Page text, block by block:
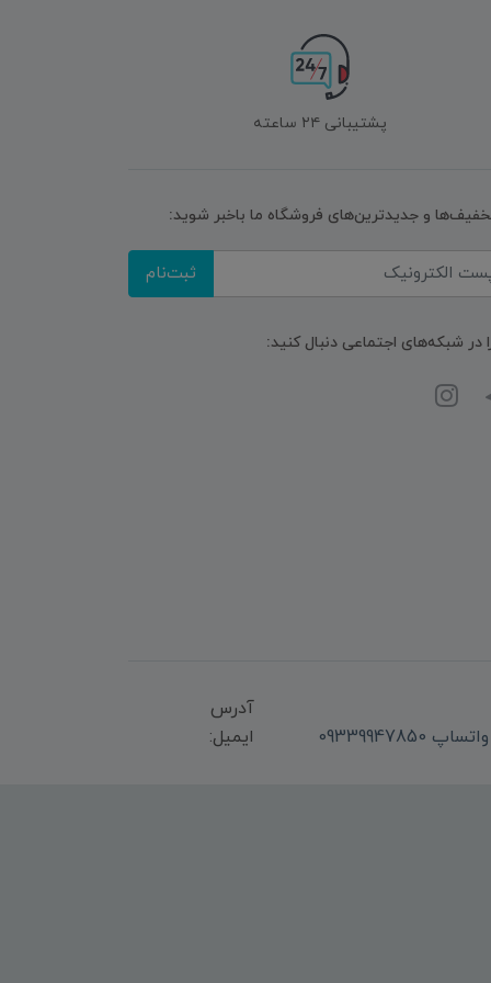
پشتیبانی ۲۴ ساعته
و جدیدترین‌های فروشگاه ما باخبر شوید:
ثبت‌نام
در شبکه‌های اجتماعی دنبال کنید:
آدرس
ایمیل: